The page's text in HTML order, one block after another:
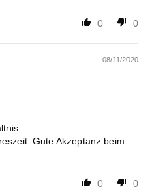
0 0
08/11/2020
Gute Akzeptanz beim
0 0